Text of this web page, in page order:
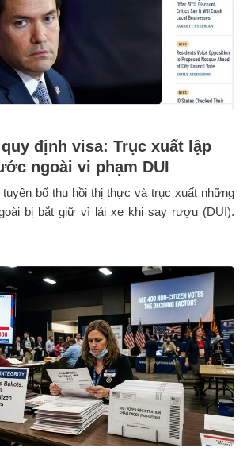
định visa: Trục xuất lập
ngoài vi phạm DUI
bố thu hồi thị thực và trục xuất những
bị bắt giữ vì lái xe khi say rượu (DUI).